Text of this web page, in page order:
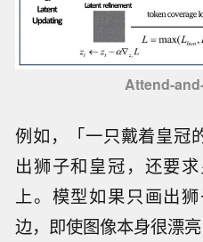
Attend-
例如，「一只戴着皇冠
出狮子和皇冠，还要
上。模型如果只画出
边，即使图像本身很漂